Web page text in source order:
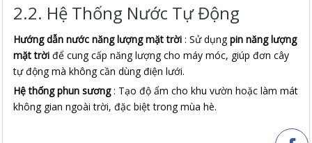
2.2. Hệ Thống Nước Tự Động
Hướng dẫn nước năng lượng mặt trời : Sử dụngpin năng lượng
mặt trời để cung cấp năng lượng cho máy móc, giúp đơn cây
tự động mà không cần dùng điện lưới.
Hệ thống phun sương: Tạo độ ẩm cho khu vườn hoặc làm mát
không gian ngoài trời, đặc biệt trong mùa hè.